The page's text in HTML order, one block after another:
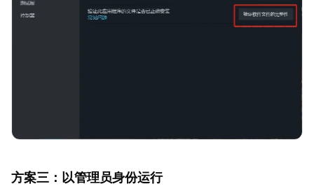
方案三：以管理员身份运行